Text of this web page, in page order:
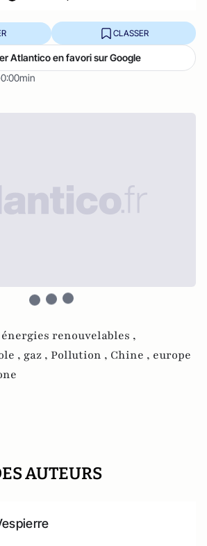
0:00min
CLASSER
Atlantico en favori sur Google
énergies renouvelables ,
, gaz , Pollution , Chine , europe
AUTEURS